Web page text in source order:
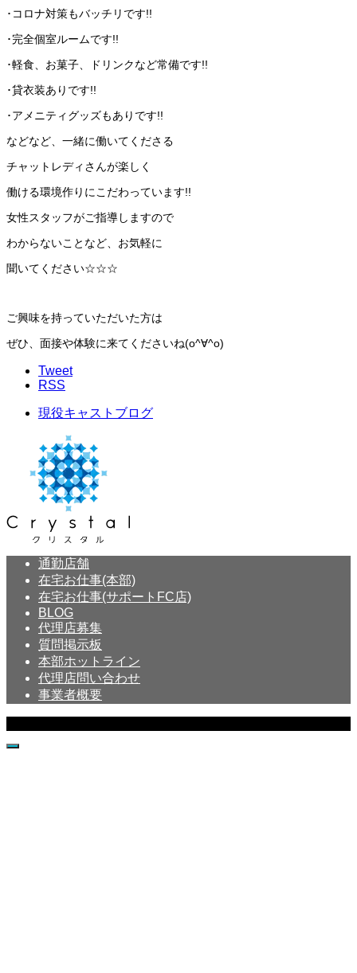
･コロナ対策もバッチリです!!
･完全個室ルームです!!
･軽食、お菓子、ドリンクなど常備です!!
･貸衣装ありです!!
･アメニティグッズもありです!!
などなど、一緒に働いてくださる
チャットレディさんが楽しく
働ける環境作りにこだわっています!!
女性スタッフがご指導しますので
わからないことなど、お気軽に
聞いてください☆☆☆
ご興味を持っていただいた方は
ぜひ、面接や体験に来てくださいね(o^∀^o)
Tweet
RSS
現役キャストブログ
通勤店舗
在宅お仕事(本部)
在宅お仕事(サポートFC店)
BLOG
代理店募集
質問掲示板
本部ホットライン
代理店問い合わせ
事業者概要